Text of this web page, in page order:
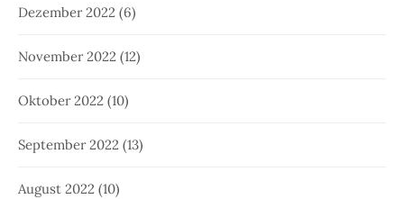
Dezember 2022 (6)
November 2022 (12)
Oktober 2022 (10)
September 2022 (13)
August 2022 (10)